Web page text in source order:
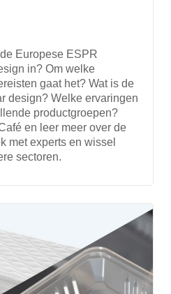
Europese ESPR
in? Om welke
gaat het? Wat is de
design? Welke ervaringen
productgroepen?
en leer meer over de
met experts en wissel
sectoren.